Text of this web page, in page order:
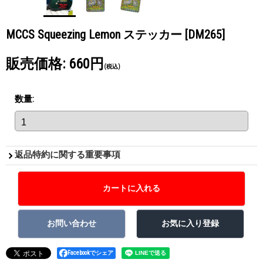
MCCS Squeezing Lemon ステッカー [DM265]
販売価格: 660円 (税込)
数量:
返品特約に関する重要事項
Facebookでシェア